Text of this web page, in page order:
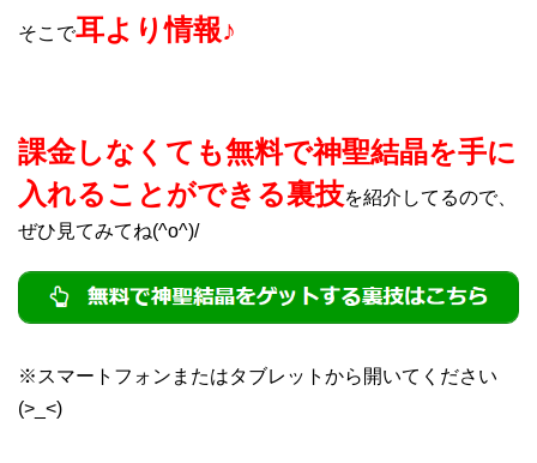
そこで耳より情報♪
課金しなくても無料で神聖結晶を手に
入れることができる裏技を紹介してるので、
ぜひ見てみてね(^o^)/
※スマートフォンまたはタブレットから開いてください
(>_<)